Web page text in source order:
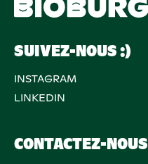
SUIVEZ-NOUS :)
INSTAGRAM
LINKEDIN
CONTACTEZ-NOUS